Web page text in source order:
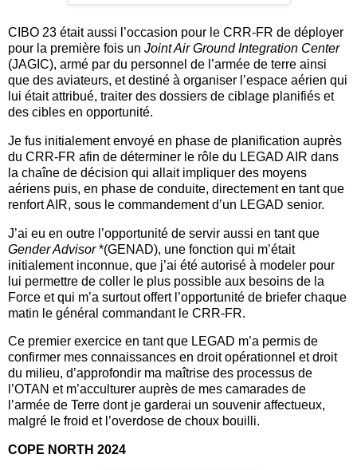
CIBO 23 était aussi l’occasion pour le CRR-FR de déployer
pour la première fois un Joint Air Ground Integration Center
(JAGIC), armé par du personnel de l’armée de terre ainsi
que des aviateurs, et destiné à organiser l’espace aérien qui
lui était attribué, traiter des dossiers de ciblage planifiés et
des cibles en opportunité.
Je fus initialement envoyé en phase de planification auprès
du CRR-FR afin de déterminer le rôle du LEGAD AIR dans
la chaîne de décision qui allait impliquer des moyens
aériens puis, en phase de conduite, directement en tant que
renfort AIR, sous le commandement d’un LEGAD senior.
J’ai eu en outre l’opportunité de servir aussi en tant que
Gender Advisor*(GENAD), une fonction qui m’était
initialement inconnue, que j’ai été autorisé à modeler pour
lui permettre de coller le plus possible aux besoins de la
Force et qui m’a surtout offert l’opportunité de briefer chaque
matin le général commandant le CRR-FR.
Ce premier exercice en tant que LEGAD m’a permis de
confirmer mes connaissances en droit opérationnel et droit
du milieu, d’approfondir ma maîtrise des processus de
l’OTAN et m’acculturer auprès de mes camarades de
l’armée de Terre dont je garderai un souvenir affectueux,
malgré le froid et l’overdose de choux bouilli.
COPE NORTH 2024